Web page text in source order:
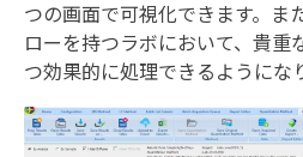
つの画面で可視化できます。ま
ローを持つラボにおいて、貴重
つ効果的に処理できるようにな